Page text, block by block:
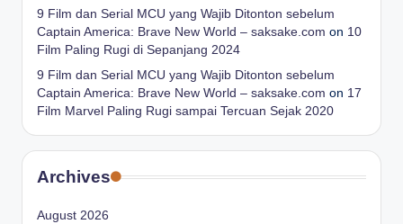
9 Film dan Serial MCU yang Wajib Ditonton sebelum
Captain America: Brave New World – saksake.com on 10
Film Paling Rugi di Sepanjang 2024
9 Film dan Serial MCU yang Wajib Ditonton sebelum
Captain America: Brave New World – saksake.com on 17
Film Marvel Paling Rugi sampai Tercuan Sejak 2020
Archives
August 2026